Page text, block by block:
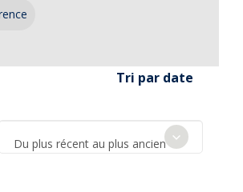
Tri par date
Du plus récent au plus ancien